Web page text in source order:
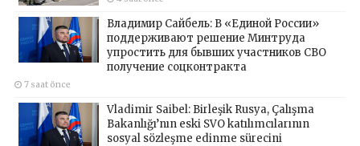
Владимир Сайбель: В «Единой России»
поддерживают решение Минтруда
упростить для бывших участников СВО
получение соцконтракта
7 saat önce
Vladimir Saibel: Birleşik Rusya, Çalışma
Bakanlığı’nın eski SVO katılımcılarının
sosyal sözleşme edinme sürecini